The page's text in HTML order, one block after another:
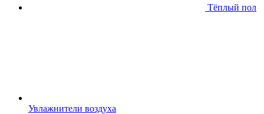
Тёплый пол
Увлажнители воздуха